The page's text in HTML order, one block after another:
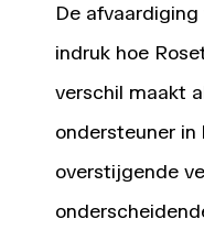
De
indruk hoe
verschil maakt
ondersteuner in
overstijgende